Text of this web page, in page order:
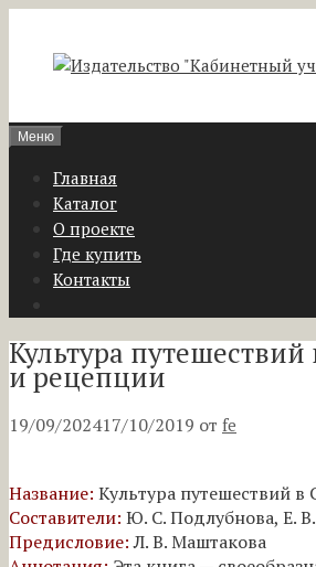
содержимому
Меню
Главная
Каталог
О проекте
Где купить
Контакты
Культура
и рецепции
19/09/202417/10/2019 от fe
Название: Культура путешествий
Составители: Ю. С. Подлубнова, Е.
Предисловие:Л. В. Маштакова